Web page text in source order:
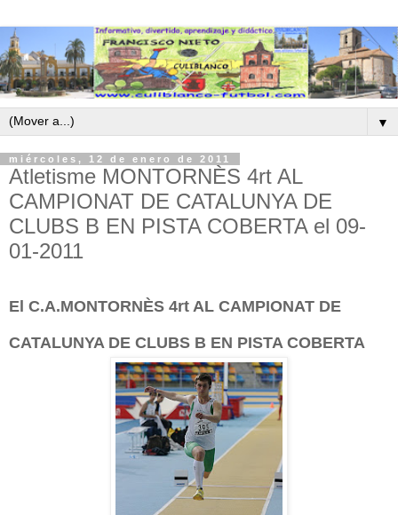
▼
miércoles, 12 de enero de 2011
Atletisme MONTORNÈS 4rt AL
CAMPIONAT DE CATALUNYA DE
CLUBS B EN PISTA COBERTA el 09-
01-2011
El C.A.MONTORNÈS 4rt AL CAMPIONAT DE
CATALUNYA DE CLUBS B EN PISTA COBERTA